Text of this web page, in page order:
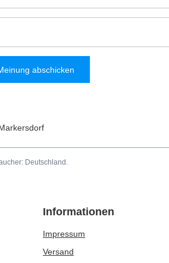
abschicken
Deutschland
Informationen
Impressum
Versand